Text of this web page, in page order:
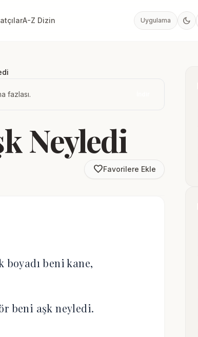
A-Z Dizin Uygulama dark_mode
fazlası.
Neyledi
favorite_borderFavorilere Ekle
boyadı beni kane,
beni aşk neyledi.